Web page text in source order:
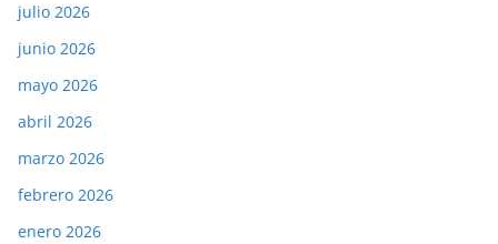
julio 2026
junio 2026
mayo 2026
abril 2026
marzo 2026
febrero 2026
enero 2026